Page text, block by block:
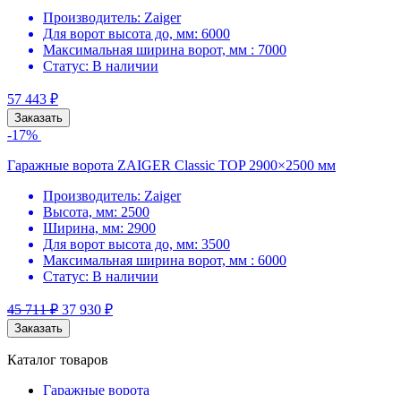
Производитель: Zaiger
Для ворот высота до, мм: 6000
Максимальная ширина ворот, мм : 7000
Статус: В наличии
57 443 ₽
Заказать
-17%
Гаражные ворота ZAIGER Classic TOP 2900×2500 мм
Производитель: Zaiger
Высота, мм: 2500
Ширина, мм: 2900
Для ворот высота до, мм: 3500
Максимальная ширина ворот, мм : 6000
Статус: В наличии
45 711₽ 37 930 ₽
Заказать
Каталог товаров
Гаражные ворота